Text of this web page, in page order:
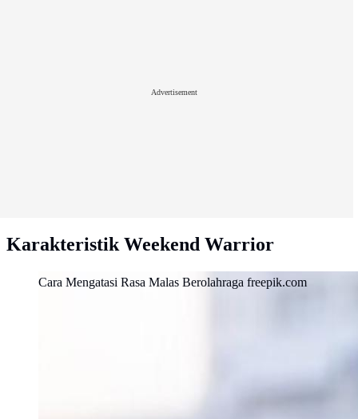
Advertisement
Karakteristik Weekend Warrior
Cara Mengatasi Rasa Malas Berolahraga freepik.com